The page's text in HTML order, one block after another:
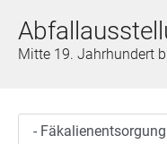
Mitte 19. Jahrhundert